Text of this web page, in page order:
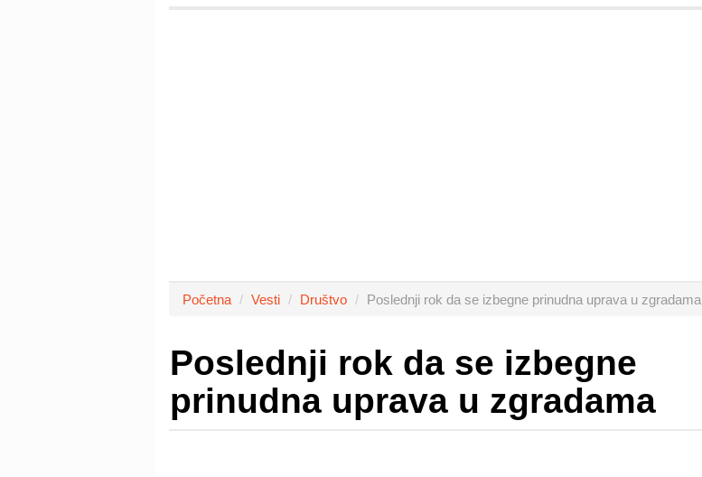
Početna Vesti Društvo Poslednji rok da se izbegne prinudna uprava u zgradama
Poslednji rok da se izbegne
prinudna uprava u zgradama